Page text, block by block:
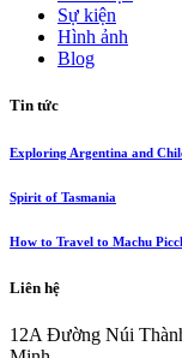
Sự kiện
Hình ảnh
Blog
Tin tức
Exploring Argentina and
Spirit of Tasmania
How to Travel to Machu
Liên hệ
12A Đường Núi